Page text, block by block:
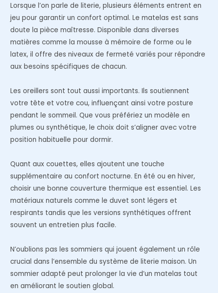
Lorsque l’on parle de literie, plusieurs éléments entrent en
jeu pour garantir un confort optimal. Le matelas est sans
doute la pièce maîtresse. Disponible dans diverses
matières comme la mousse à mémoire de forme ou le
latex, il offre des niveaux de fermeté variés pour répondre
aux besoins spécifiques de chacun.
Les oreillers sont tout aussi importants. Ils soutiennent
votre tête et votre cou, influençant ainsi votre posture
pendant le sommeil. Que vous préfériez un modèle en
plumes ou synthétique, le choix doit s’aligner avec votre
position habituelle pour dormir.
Quant aux couettes, elles ajoutent une touche
supplémentaire au confort nocturne. En été ou en hiver,
choisir une bonne couverture thermique est essentiel. Les
matériaux naturels comme le duvet sont légers et
respirants tandis que les versions synthétiques offrent
souvent un entretien plus facile.
N’oublions pas les sommiers qui jouent également un rôle
crucial dans l’ensemble du système de literie maison. Un
sommier adapté peut prolonger la vie d’un matelas tout
en améliorant le soutien global.